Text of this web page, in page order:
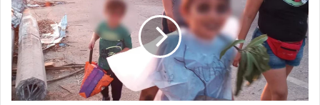
quiten
sus
ilusiones”:
niño
se
hace
viral